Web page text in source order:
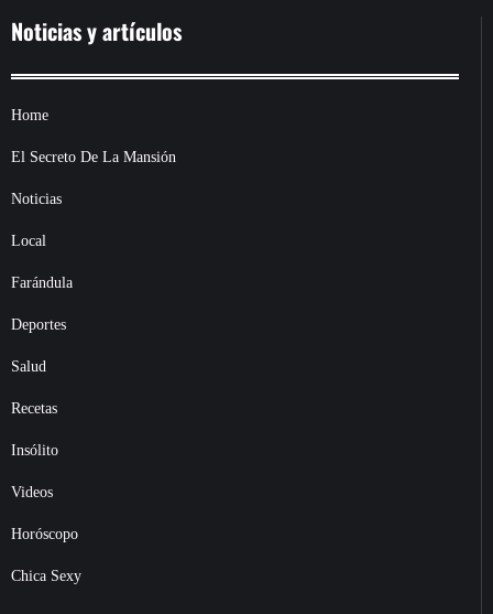
Noticias y artículos
Home
El Secreto De La Mansión
Noticias
Local
Farándula
Deportes
Salud
Recetas
Insólito
Videos
Horóscopo
Chica Sexy